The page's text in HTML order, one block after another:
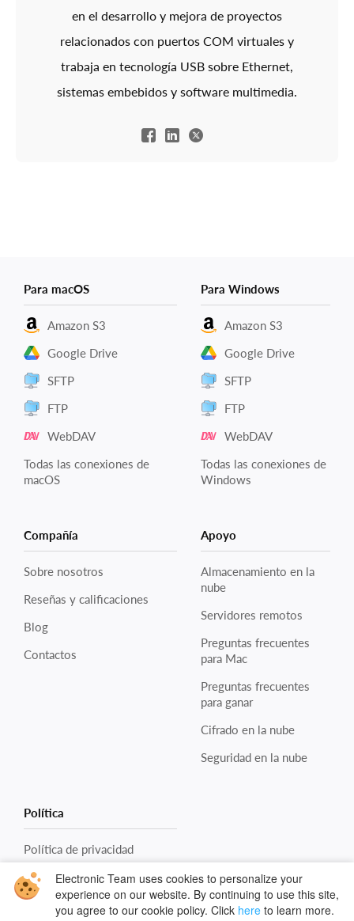
en el desarrollo y mejora de proyectos
relacionados con puertos COM virtuales y
trabaja en tecnología USB sobre Ethernet,
sistemas embebidos y software multimedia.
Para macOS
Amazon S3
Google Drive
SFTP
FTP
WebDAV
Todas las conexiones de
macOS
Para Windows
Amazon S3
Google Drive
SFTP
FTP
WebDAV
Todas las conexiones de
Windows
Compañía
Sobre nosotros
Reseñas y calificaciones
Blog
Contactos
Apoyo
Almacenamiento en la
nube
Servidores remotos
Preguntas frecuentes
para Mac
Preguntas frecuentes
para ganar
Cifrado en la nube
Seguridad en la nube
Política
Política de privacidad
Política de cookies
Condiciones
Electronic Team uses cookies to personalize your
experience on our website. By continuing to use this site,
you agree to our cookie policy. Click here to learn more.